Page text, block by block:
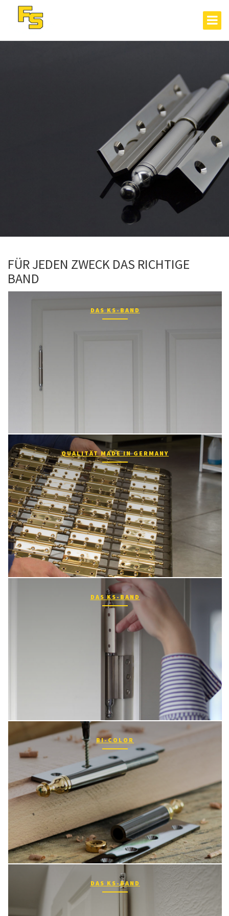
FÜR JEDEN ZWECK DAS RICHTIGE
BAND
DAS KS-BAND
QUALITÄT MADE IN GERMANY
DAS KS-BAND
BI-COLOR
DAS KS-BAND